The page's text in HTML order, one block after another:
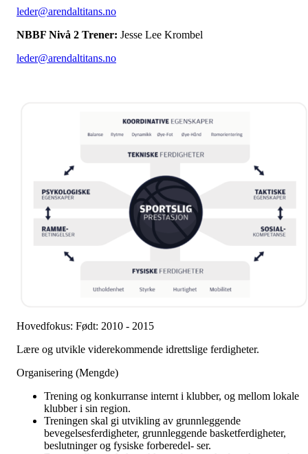
leder@arendaltitans.no
NBBF Nivå 2 Trener: Jesse Lee Krombel
leder@arendaltitans.no
Hovedfokus: Født: 2010 - 2015
Lære og utvikle viderekommende idrettslige ferdigheter.
Organisering (Mengde)
Trening og konkurranse internt i klubber, og mellom lokale
klubber i sin region.
Treningen skal gi utvikling av grunnleggende
bevegelsesferdigheter, grunnleggende basketferdigheter,
beslutninger og fysiske forberedel- ser.